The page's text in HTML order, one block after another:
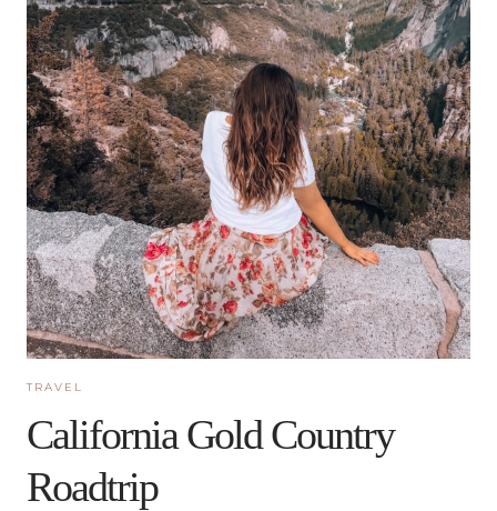
TRAVEL
California Gold Country
Roadtrip